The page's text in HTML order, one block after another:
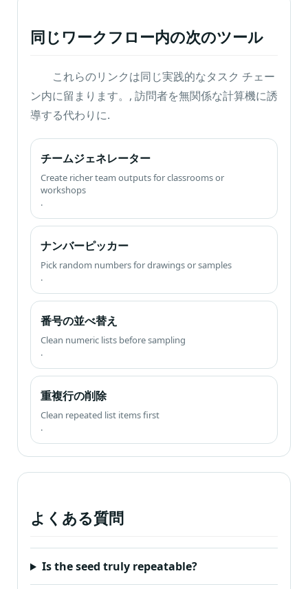
同じワークフロー内の次のツール
これらのリンクは同じ実践的なタスク チェー
ン内に留まります。, 訪問者を無関係な計算機に誘
導する代わりに.
チームジェネレーター
Create richer team outputs for classrooms or
workshops
.
ナンバーピッカー
Pick random numbers for drawings or samples
.
番号の並べ替え
Clean numeric lists before sampling
.
重複行の削除
Clean repeated list items first
.
よくある質問
Is the seed truly repeatable?